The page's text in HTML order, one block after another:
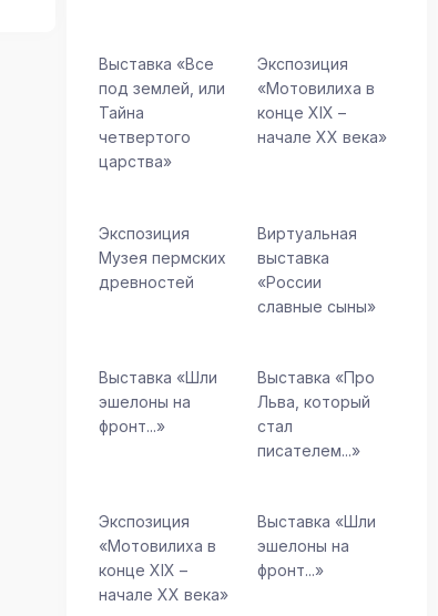
Выставка «Все
под землей, или
Тайна
четвертого
царства»
Экспозиция
«Мотовилиха в
конце ХIХ –
начале XX века»
Экспозиция
Музея пермских
древностей
Виртуальная
выставка
«России
славные сыны»
Выставка «Шли
эшелоны на
фронт...»
Выставка «Про
Льва, который
стал
писателем...»
Экспозиция
«Мотовилиха в
конце ХIХ –
начале XX века»
Выставка «Шли
эшелоны на
фронт...»